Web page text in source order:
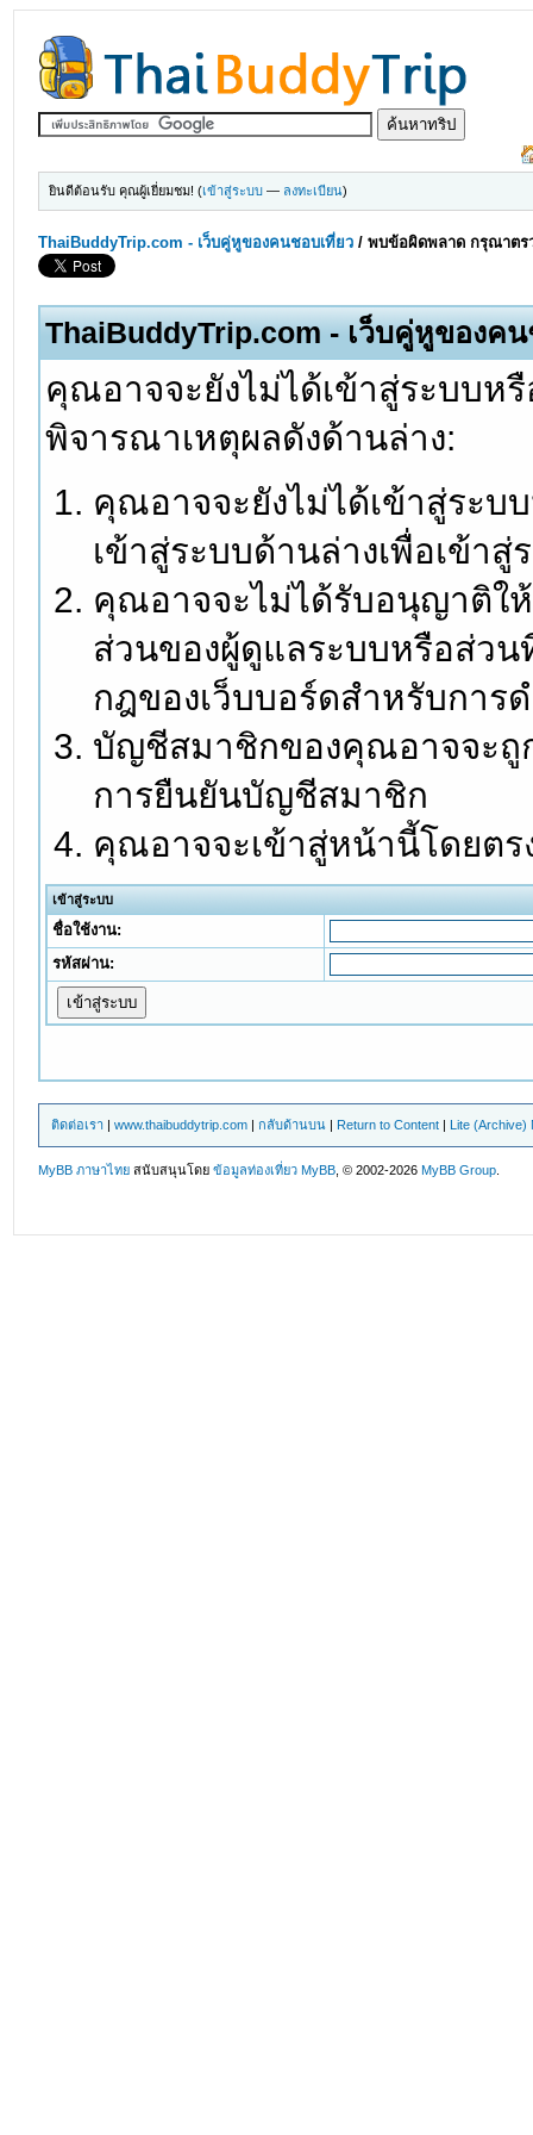
ยินดีต้อนรับ คุณผู้เยี่ยมชม! (เข้าสู่ระบบ — ลงทะเบียน)
ThaiBuddyTrip.com - เว็บคู่หูของคนชอบเที่ยว /พบข้อผิดพลาด กรุณาตร
ThaiBuddyTrip.com - เว็บคู่หูของค
คุณอาจจะยังไม่ได้เข้าสู่ระบบ
พิจารณาเหตุผลดังด้านล่าง:
คุณอาจจะยังไม่ได้เข้าสู่ระบ
เข้าสู่ระบบด้านล่างเพื่อเข้า
คุณอาจจะไม่ได้รับอนุญาติใ
ส่วนของผู้ดูแลระบบหรือส่ว
กฎของเว็บบอร์ดสำหรับการ
บัญชีสมาชิกของคุณอาจจะถู
การยืนยันบัญชีสมาชิก
คุณอาจจะเข้าสู่หน้านี้โดยต
เข้าสู่ระบบ
ชื่อใช้งาน:
รหัสผ่าน:
ติดต่อเรา |www.thaibuddytrip.com |กลับด้านบน | Return to Content | Lite (Archive)
MyBB ภาษาไทย สนับสนุนโดยข้อมูลท่องเที่ยว MyBB , © 2002-2026MyBB Group